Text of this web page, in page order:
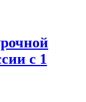
с 1